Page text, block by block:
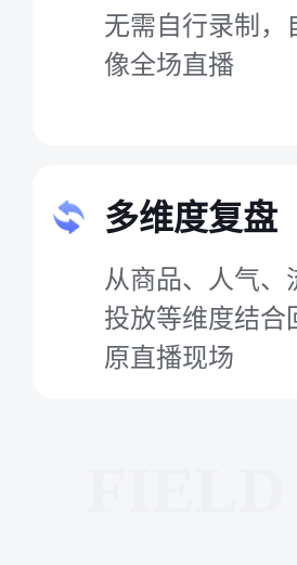
无需自行录制，
像全场直播
多维度复盘
从商品、人气、
投放等维度结合
原直播现场